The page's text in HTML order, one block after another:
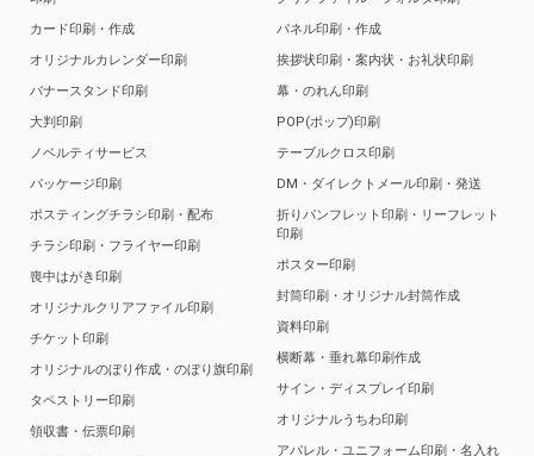
カード印刷・作成
オリジナルカレンダー印刷
バナースタンド印刷
大判印刷
ノベルティサービス
パッケージ印刷
ポスティングチラシ印刷・配布
チラシ印刷・フライヤー印刷
喪中はがき印刷
オリジナルクリアファイル印刷
チケット印刷
オリジナルのぼり作成・のぼり旗印刷
タペストリー印刷
領収書・伝票印刷
パネル印刷・作成
挨拶状印刷・案内状・お礼状印刷
幕・のれん印刷
POP(ポップ)印刷
テーブルクロス印刷
DM・ダイレクトメール印刷・発送
折りパンフレット印刷・リーフレット
印刷
ポスター印刷
封筒印刷・オリジナル封筒作成
資料印刷
横断幕・垂れ幕印刷作成
サイン・ディスプレイ印刷
オリジナルうちわ印刷
アパレル・ユニフォーム印刷・名入れ